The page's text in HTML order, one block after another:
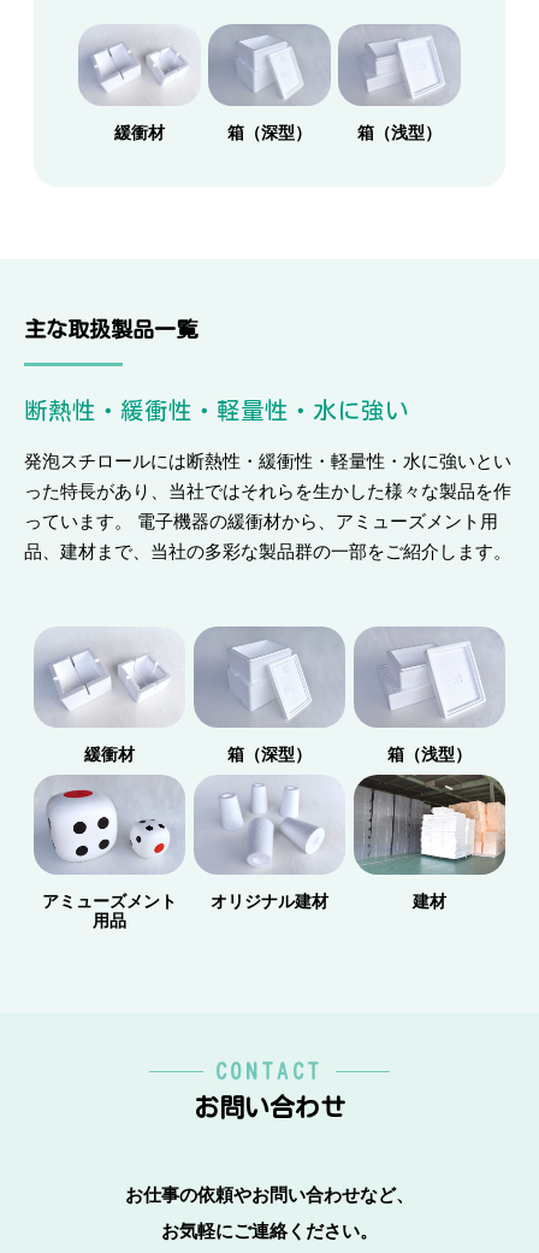
緩衝材 箱（深型） 箱（浅型）
主な取扱製品一覧
断熱性・緩衝性・軽量性・水に強い
発泡スチロールには断熱性・緩衝性・軽量性・水に強いとい
った特長があり、当社ではそれらを生かした様々な製品を作
っています。 電子機器の緩衝材から、アミューズメント用
品、建材まで、当社の多彩な製品群の一部をご紹介します。
緩衝材 箱（深型） 箱（浅型）
アミューズメント
用品
オリジナル建材 建材
CONTACT
お問い合わせ
お仕事の依頼やお問い合わせなど、
お気軽にご連絡ください。